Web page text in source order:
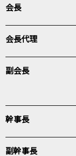
会長
会長代理
副会長
幹事長
副幹事長